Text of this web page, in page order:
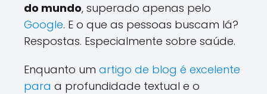
do mundo, superado apenas pelo
Google. E o que as pessoas buscam lá?
Respostas. Especialmente sobre saúde.
Enquanto um artigo de blog é excelente
para a profundidade textual e o